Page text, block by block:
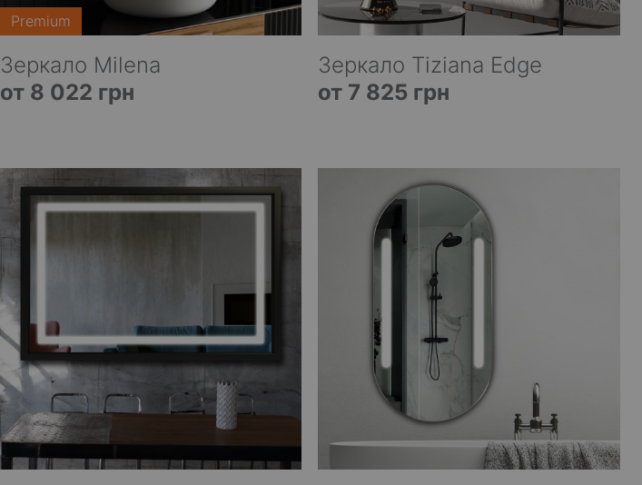
Premium
Зеркало Milena
от 8 022 грн
Зеркало Tiziana Edge
от 7 825 грн